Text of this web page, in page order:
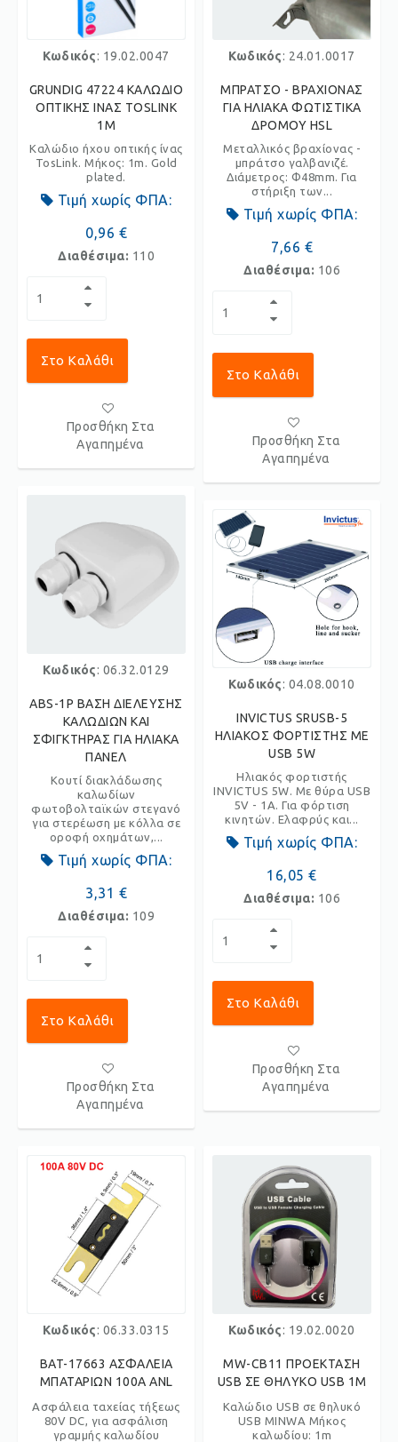
Κωδικός: 19.02.0047
GRUNDIG 47224 ΚΑΛΩΔΙΟ
ΟΠΤΙΚΗΣ ΙΝΑΣ TOSLINK
1M
Καλώδιο ήχου οπτικής ίνας
TosLink. Μήκος: 1m. Gold
plated.
Τιμή χωρίς ΦΠΑ:
0,96 €
Διαθέσιμα: 110
Στο Καλάθι
Προσθήκη Στα
Αγαπημένα
Κωδικός: 06.32.0129
ABS-1P ΒΑΣΗ ΔΙΕΛΕΥΣΗΣ
ΚΑΛΩΔΙΩΝ ΚΑΙ
ΣΦΙΓΚΤΗΡΑΣ ΓΙΑ ΗΛΙΑΚΑ
ΠΑΝΕΛ
Κουτί διακλάδωσης
καλωδίων
φωτοβολταϊκών στεγανό
για στερέωση με κόλλα σε
οροφή οχημάτων,...
Τιμή χωρίς ΦΠΑ:
3,31 €
Διαθέσιμα: 109
Στο Καλάθι
Προσθήκη Στα
Αγαπημένα
Κωδικός: 24.01.0017
ΜΠΡΑΤΣΟ - ΒΡΑΧΙΟΝΑΣ
ΓΙΑ ΗΛΙΑΚΑ ΦΩΤΙΣΤΙΚΑ
ΔΡΟΜΟΥ HSL
Μεταλλικός βραχίονας -
μπράτσο γαλβανιζέ.
Διάμετρος: Φ48mm. Για
στήριξη των...
Τιμή χωρίς ΦΠΑ:
7,66 €
Διαθέσιμα: 106
Στο Καλάθι
Προσθήκη Στα
Αγαπημένα
Κωδικός: 04.08.0010
INVICTUS SRUSB-5
ΗΛΙΑΚΟΣ ΦΟΡΤΙΣΤΗΣ ΜΕ
USB 5W
Ηλιακός φορτιστής
INVICTUS 5W. Με θύρα USB
5V - 1A. Για φόρτιση
κινητών. Ελαφρύς και...
Τιμή χωρίς ΦΠΑ:
16,05 €
Διαθέσιμα: 106
Στο Καλάθι
Προσθήκη Στα
Αγαπημένα
Κωδικός: 06.33.0315
BAT-17663 ΑΣΦΑΛΕΙΑ
ΜΠΑΤΑΡΙΩΝ 100Α ANL
Ασφάλεια ταχείας τήξεως
80V DC, για ασφάλιση
γραμμής καλωδίου
Κωδικός: 19.02.0020
MW-CB11 ΠΡΟΕΚΤΑΣΗ
USB ΣΕ ΘΗΛΥΚΟ USB 1M
Καλώδιο USB σε θηλυκό
USB MINWA Μήκος
καλωδίου: 1m